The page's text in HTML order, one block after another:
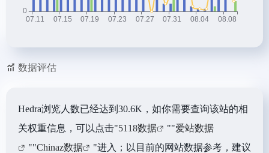
数据评估
Hedra浏览人数已经达到30.6K，如你需要查询该站的相
关权重信息，可以点击"5118数据 ""爱站数据
""Chinaz数据
"进入；以目前的网站数据参考，建议